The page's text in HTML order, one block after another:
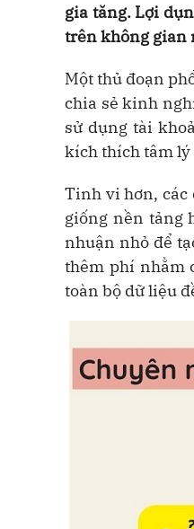
gia tăng. Lợi
trên không gian
Một thủ đoạn
chia sẻ kinh
sử dụng tài
kích thích tâm lý
Tinh vi hơn, các
giống nền tảng
nhuận nhỏ để
thêm phí nhằm
toàn bộ dữ liệu